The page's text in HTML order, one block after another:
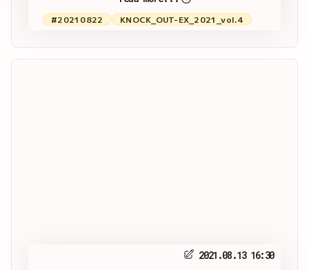
#20210822 KNOCK_OUT-EX_2021_vol.4
2021.08.13 16:30